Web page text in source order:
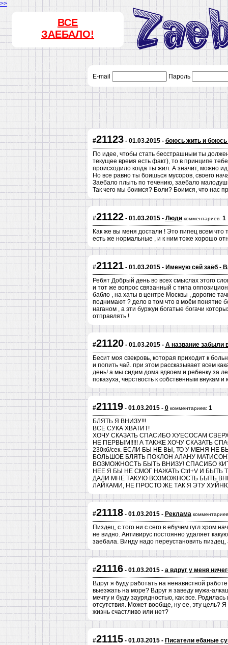
>>
ВСЕ
ЗАЕБАЛО!
E-mail Пароль
#21123- 01.03.2015 - боюсь жить и боюсь
По идее, чтобы стать бесстрашным ты
текущее время есть факт), то в принципе
происходило когда ты жил. А значит, можно
Но все равно ты боишься мусоров, своего
Заебало плыть по течению, заебало
Так чего мы боимся? Боли? Боимся, что нас
#21122- 01.03.2015 - Люди комментариев: 1
Как же вы меня достали ! Это пипец всем что
есть же нормальные , и к ним тоже хорошо
#21121- 01.03.2015 - Именую сей заёб -
Ребят Добрый день во всех смыслах этого
и тот же вопрос связанный с типа
бабло , на хаты в центре Москвы , дорогие
поднимают ? дело в том что в моём понятие
наганом , а эти буржуи богатые богачи
отправлять !
#21120- 01.03.2015 - А название забыли
Бесит моя свекровь, которая приходит к
и попить чай. при этом рассказывает всем
день! а мы сидим дома вдвоем и ребенку за
показуха, черствость к собственным внукам
#21119- 01.03.2015 - 0 комментариев: 1
БЛЯТЬ Я ВНИЗУ!!!
ВСЕ СУКА ХВАТИТ!
ХОЧУ СКАЗАТЬ СПАСИБО ХУЕСОСАМ
НЕ ПЕРВЫМ!!!!! А ТАКЖЕ ХОЧУ СКАЗАТЬ
230кб/сек. ЕСЛИ БЫ НЕ ВЫ, ТО У МЕНЯ
БОЛЬШОЕ БЛЯТЬ ПОКЛОН АЛАНУ
ВОЗМОЖНОСТЬ БЫТЬ ВНИЗУ! СПАСИБО
НЕЕ Я БЫ НЕ СМОГ НАЖАТЬ Ctrl+V И БЫТЬ
ДАЛИ МНЕ ТАКУЮ ВОЗМОЖНОСТЬ БЫТЬ
ЛАЙКАМИ, НЕ ПРОСТО ЖЕ ТАК Я ЭТУ
#21118- 01.03.2015 - Реклама
Пиздец, с того ни с сего в ебучем гугл хром
не видно. Антивирус постоянно удаляет
заебала. Винду надо переустановить
#21116- 01.03.2015 - а вдруг у меня
Вдруг я буду работать на ненавистной
выезжать на море? Вдруг я заведу мужа-
мечту и буду заурядностью, как все.
отсутствия. Может вообще, ну ее, эту цель?
жизнь счастливо или нет?
#21115- 01.03.2015 - Писатели ебаные